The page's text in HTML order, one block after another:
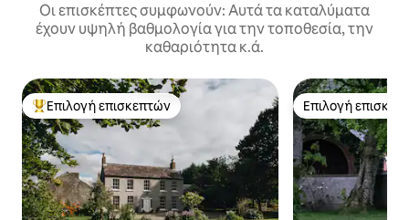
Οι επισκέπτες συμφωνούν: Αυτά τα καταλύματα
έχουν υψηλή βαθμολογία για την τοποθεσία, την
καθαριότητα κ.ά.
Κορυφαία επιλογή επισκεπτών
Επιλογή επισκεπτών Επιλογή
Επιλογή